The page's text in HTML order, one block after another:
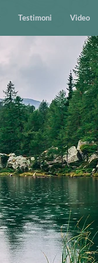
Testimoni Video